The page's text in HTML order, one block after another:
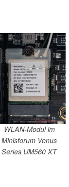
WLAN-Modul im
Minisforum Venus
Series UM560 XT